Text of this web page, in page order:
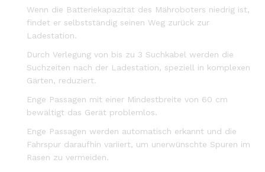
Wenn die Batteriekapazität des Mähroboters niedrig ist,
findet er selbstständig seinen Weg zurück zur
Ladestation.
Durch Verlegung von bis zu 3 Suchkabel werden die
Suchzeiten nach der Ladestation, speziell in komplexen
Gärten, reduziert.
Enge Passagen mit einer Mindestbreite von 60 cm
bewältigt das Gerät problemlos.
Enge Passagen werden automatisch erkannt und die
Fahrspur daraufhin variiert, um unerwünschte Spuren im
Rasen zu vermeiden.